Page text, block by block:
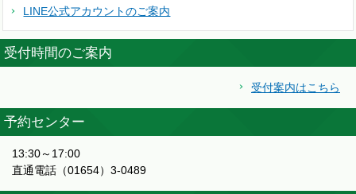
LINE公式アカウントのご案内
受付時間のご案内
受付案内はこちら
予約センター
13:30～17:00
直通電話（01654）3-0489